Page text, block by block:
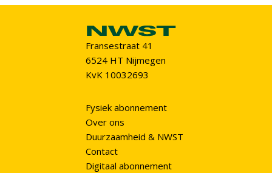
Fransestraat 41
6524 HT Nijmegen
KvK 10032693
Fysiek abonnement
Over ons
Duurzaamheid & NWST
Contact
Digitaal abonnement